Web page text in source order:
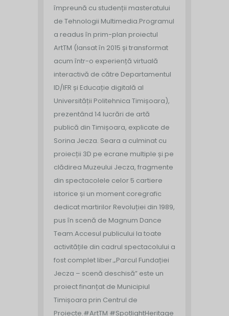
împreună cu studenții masteratului
de Tehnologii Multimedia.Programul
a readus în prim-plan proiectul
ArtTM (lansat în 2015 și transformat
acum într-o experiență virtuală
interactivă de către Departamentul
ID/IFR și Educație digitală al
Universității Politehnica Timișoara),
prezentând 14 lucrări de artă
publică din Timișoara, explicate de
Sorina Jecza. Seara a culminat cu
proiecții 3D pe ecrane multiple și pe
clădirea Muzeului Jecza, fragmente
din spectacolele celor 5 cartiere
istorice și un moment coregrafic
dedicat martirilor Revoluției din 1989,
pus în scenă de Magnum Dance
Team.Accesul publicului la toate
activitățile din cadrul spectacolului a
fost complet liber.„Parcul Fundației
Jecza – scenă deschisă” este un
proiect finanțat de Municipiul
Timișoara prin Centrul de
Proiecte.#ArtTM #SpotlightHeritage